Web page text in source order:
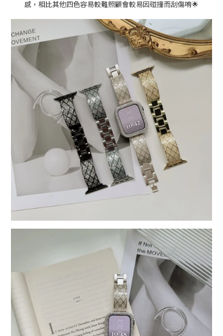
感，相比其他四色容易較難照顧會較易因碰撞而刮傷唷🌟